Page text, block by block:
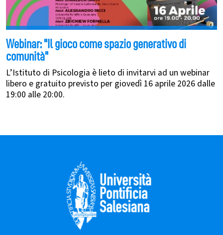
Webinar: "Il gioco come spazio generativo di
comunità"
L’Istituto di Psicologia è lieto di invitarvi ad un webinar
libero e gratuito previsto per giovedì 16 aprile 2026 dalle
19:00 alle 20:00.